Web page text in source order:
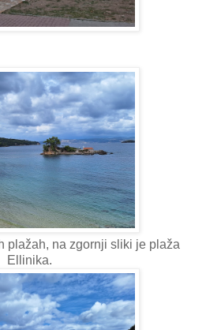
plažah, na zgornji sliki je plaža
Ellinika.